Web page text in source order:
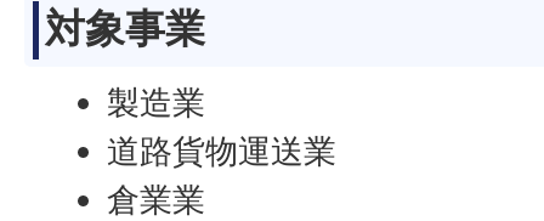
対象事業
製造業
道路貨物運送業
倉業業